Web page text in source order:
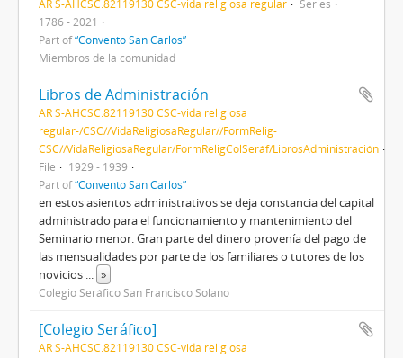
AR S-AHCSC.82119130 CSC-vida religiosa regular
Series
1786 - 2021
Part of“Convento San Carlos”
Miembros de la comunidad
Libros de Administración
AR S-AHCSC.82119130 CSC-vida religiosa
regular-/CSC//VidaReligiosaRegular//FormRelig-
CSC//VidaReligiosaRegular/FormReligColSeráf/LibrosAdministración
File
1929 - 1939
Part of“Convento San Carlos”
en estos asientos administrativos se deja constancia del capital
administrado para el funcionamiento y mantenimiento del
Seminario menor. Gran parte del dinero provenía del pago de
las mensualidades por parte de los familiares o tutores de los
novicios ... »
Colegio Seráfico San Francisco Solano
[Colegio Seráfico]
AR S-AHCSC.82119130 CSC-vida religiosa